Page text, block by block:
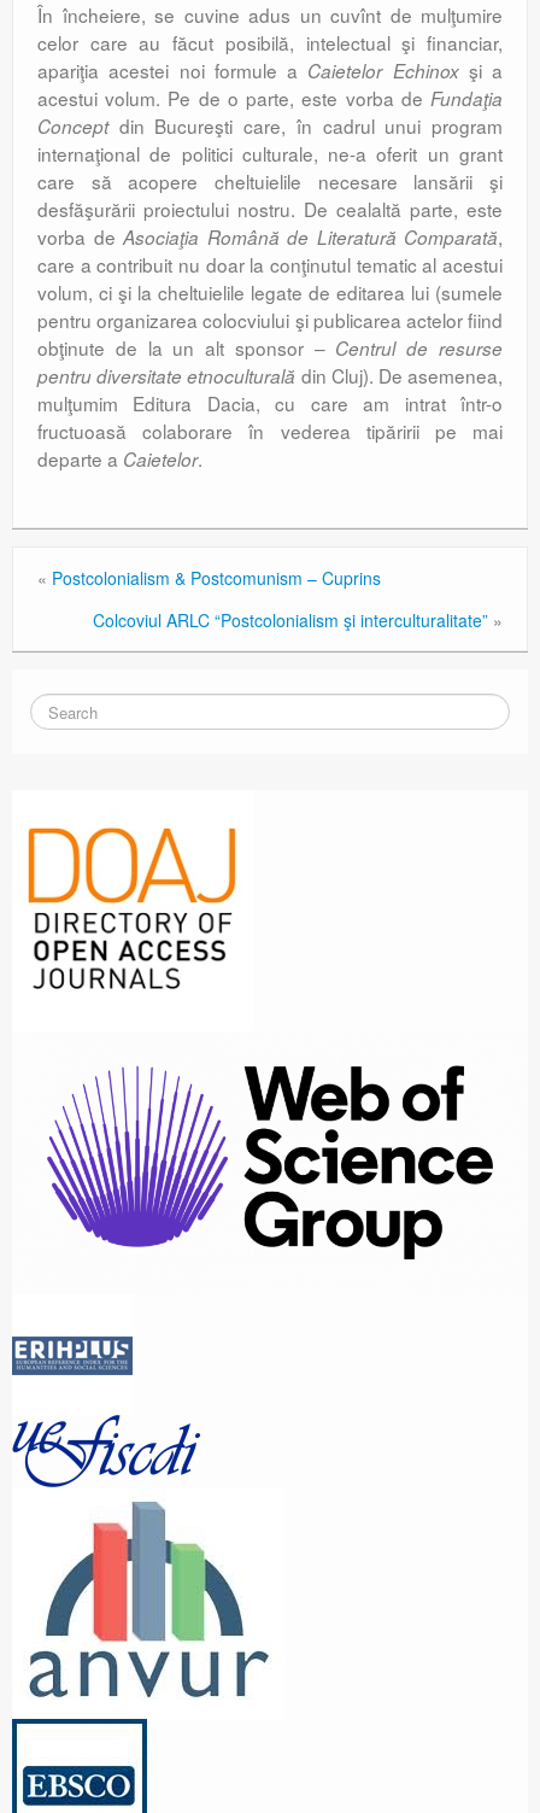
În încheiere, se cuvine adus un cuvînt de mulţumire
celor care au făcut posibilă, intelectual şi financiar,
apariţia acestei noi formule a Caietelor Echinoxşi a
acestui volum. Pe de o parte, este vorba de Fundaţia
Conceptdin Bucureşti care, în cadrul unui program
internaţional de politici culturale, ne-a oferit un grant
care să acopere cheltuielile necesare lansării şi
desfăşurării proiectului nostru. De cealaltă parte, este
vorba de Asociaţia Română de Literatură Comparată,
care a contribuit nu doar la conţinutul tematic al acestui
volum, ci şi la cheltuielile legate de editarea lui (sumele
pentru organizarea colocviului şi publicarea actelor fiind
obţinute de la un alt sponsor – Centrul de resurse
pentru diversitate etnoculturală din Cluj). De asemenea,
mulţumim Editura Dacia, cu care am intrat într-o
fructuoasă colaborare în vederea tipăririi pe mai
departe a Caietelor.
« Postcolonialism & Postcomunism – Cuprins
Colcoviul ARLC “Postcolonialism şi interculturalitate” »